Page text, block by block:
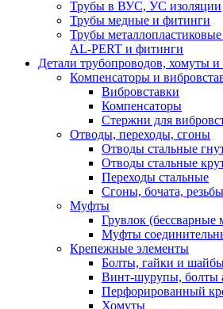
Трубы в ВУС, УС изоляции
Трубы медные и фитинги
Трубы
AL-PERT и фитинги
Детали трубопроводов, хомуты
Компенсаторы и
Вибровставки
Компенсаторы
Стержни для
Отводы, переходы, сгоны
Отводы стальные
Отводы стальные
Переходы стальные
Сгоны, бочата,
Муфты
Грувлок (бессварные
Муфты
Крепежные элементы
Болты, гайки и
Винт-шурупы, болты
Перфорированный
Хомуты